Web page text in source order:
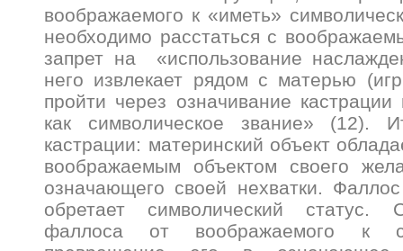
воображаемого к «иметь»
необходимо расстаться с
запрет на «использование
него извлекает рядом с матерью
пройти через означивание
как символическое звание» (12).
кастрации: материнский объект
воображаемым объектом своего
означающего своей нехватки.
обретает символический статус.
фаллоса от воображаемого к